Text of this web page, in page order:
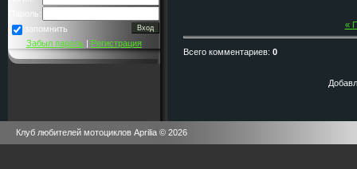
Пароль:
запомнить
Забыл пароль | Регистрация
«
Всего комментариев: 0
Клуб любителей мотоциклов Aprilia © 2026